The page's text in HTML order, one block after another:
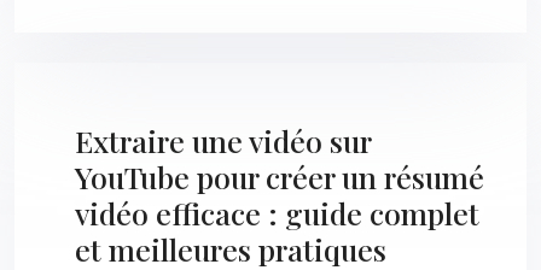
Extraire une vidéo sur
YouTube pour créer un résumé
vidéo efficace : guide complet
et meilleures pratiques